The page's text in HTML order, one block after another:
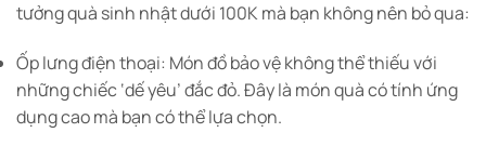
tưởng quà sinh nhật dưới 100K mà bạn không nên bỏ qua:
Ốp lưng điện thoại: Món đồ bảo vệ không thể thiếu với
những chiếc ‘dế yêu’ đắc đỏ. Đây là món quà có tính ứng
dụng cao mà bạn có thể lựa chọn.